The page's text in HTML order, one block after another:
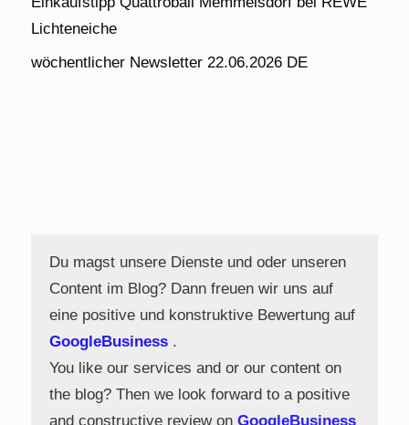
Lichteneiche
wöchentlicher Newsletter 22.06.2026 DE
Du magst unsere Dienste und oder unseren
Content im Blog? Dann freuen wir uns auf
eine positive und konstruktive Bewertung auf
GoogleBusiness .
You like our services and or our content on
the blog? Then we look forward to a positive
and constructive review on GoogleBusiness